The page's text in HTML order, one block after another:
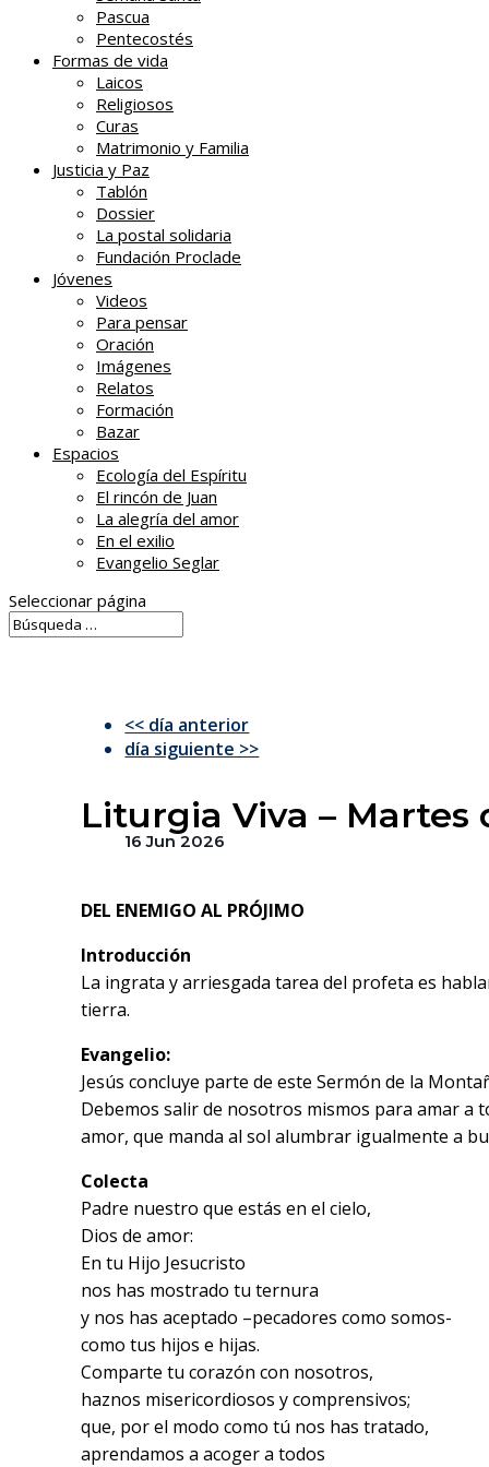
Pascua
Pentecostés
Formas de vida
Laicos
Religiosos
Curas
Matrimonio y Familia
Justicia y Paz
Tablón
Dossier
La postal solidaria
Fundación Proclade
Jóvenes
Videos
Para pensar
Oración
Imágenes
Relatos
Formación
Bazar
Espacios
Ecología del Espíritu
El rincón de Juan
La alegría del amor
En el exilio
Evangelio Seglar
Seleccionar página
<< día anterior
día siguiente >>
Liturgia Viva – Martes
16 Jun 2026
DEL ENEMIGO AL PRÓJIMO
Introducción
La ingrata y arriesgada tarea del profeta es
tierra.
Evangelio:
Jesús concluye parte de este Sermón de la
Debemos salir de nosotros mismos para amar a
amor, que manda al sol alumbrar igualmente a
Colecta
Padre nuestro que estás en el cielo,
Dios de amor:
En tu Hijo Jesucristo
nos has mostrado tu ternura
y nos has aceptado –pecadores como somos-
como tus hijos e hijas.
Comparte tu corazón con nosotros,
haznos misericordiosos y comprensivos;
que, por el modo como tú nos has tratado,
aprendamos a acoger a todos